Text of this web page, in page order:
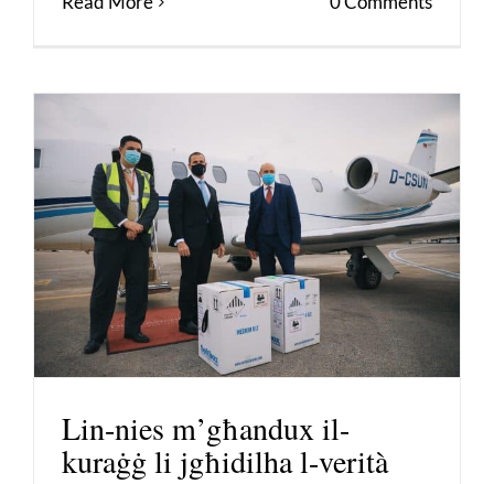
Lin-nies m’għandux il-
kuraġġ li jgħidilha l-verità